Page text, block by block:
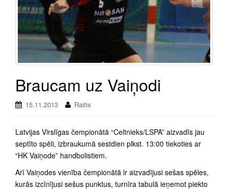
i
g
t
i
o
Braucam uz Vaiņodi
15.11.2013 Raitis
Latvijas Virslīgas čempionātā “Celtnieks/LSPA” aizvadīs jau
septīto spēli, izbraukumā sestdien plkst. 13:00 tiekoties ar
“HK Vaiņode” handbolistiem.
Arī Vaiņodes vienība čempionātā ir aizvadījusi sešas spēles,
kurās izcīnījusi sešus punktus, turnīra tabulā ieņemot piekto